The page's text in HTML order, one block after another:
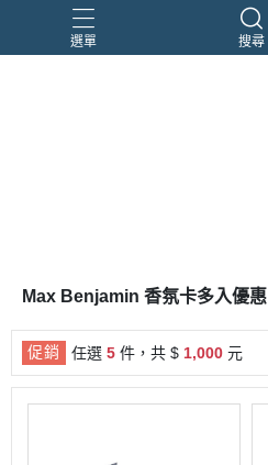
選單 搜尋
Max Benjamin 香氛卡多入優惠
促銷 任選 5 件，共 $ 1,000 元